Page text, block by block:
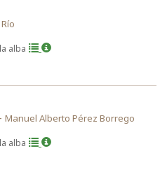
alba
Manuel Alberto Pérez Borrego
alba